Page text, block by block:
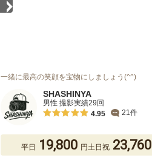
一緒に最高の笑顔を宝物にしましょう(^^)
SHASHINYA
男性 撮影実績29回
4.95
21件
平日 19,800 円土日祝 23,760